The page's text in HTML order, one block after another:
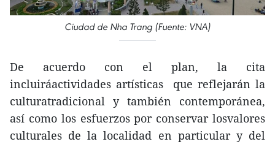
Ciudad de Nha Trang (Fuente: VNA)
De acuerdo con el plan, la cita
incluiráactividades artísticas que reflejarán la
culturatradicional y también contemporánea,
así como los esfuerzos por conservar losvalores
culturales de la localidad en particular y del